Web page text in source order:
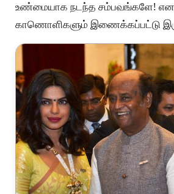
உண்மையாக நடந்த சம்பவங்களே!
காணொளிகளும் இணைக்கப்பட்டு